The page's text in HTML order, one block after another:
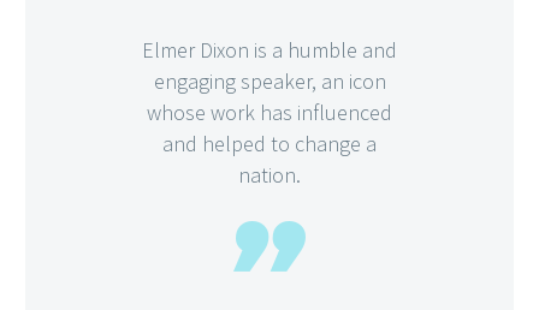
Elmer Dixon is a humble and
engaging speaker, an icon
whose work has influenced
and helped to change a
nation.